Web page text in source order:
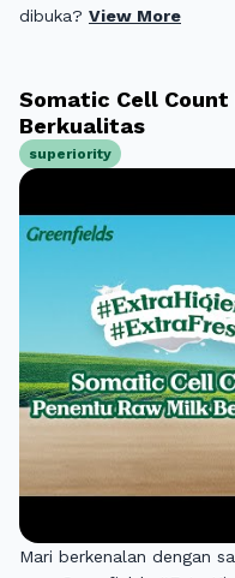
dibuka? View More
Somatic Cell
Berkualitas
superiority
Mari berkenalan dengan